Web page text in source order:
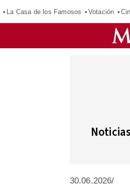
La Casa de los Famosos Votación
30.06.2026/